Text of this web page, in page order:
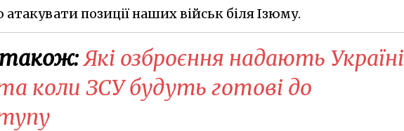
позиції наших військ біля Ізюму.
Які озброєння надають Україні
коли ЗСУ будуть готові до